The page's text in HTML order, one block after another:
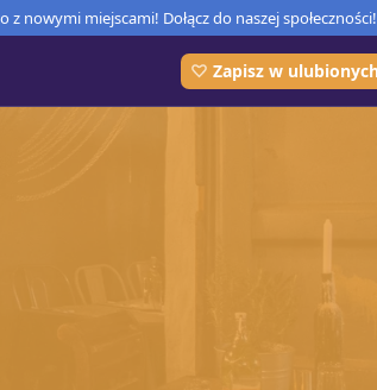
z nowymi miejscami! Dołącz do naszej społeczności!